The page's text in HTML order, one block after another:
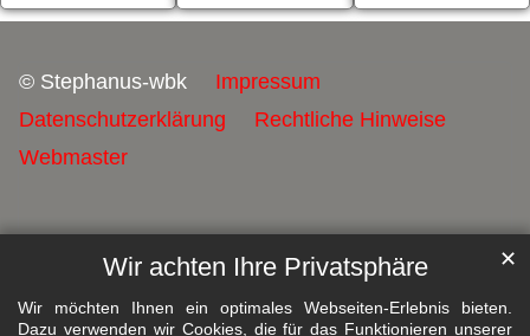
Wir achten Ihre Privatsphäre
Wir möchten Ihnen ein optimales Webseiten-Erlebnis bieten.
Dazu verwenden wir Cookies, die für das Funktionieren unserer
✕
© Stephanus-wbk
Impressum
Datenschutzerklärung
Rechtliche Hinweise
Webmaster